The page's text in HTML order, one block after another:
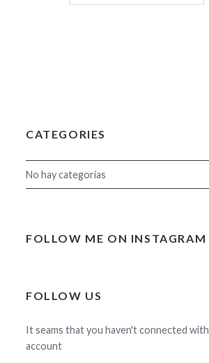
CATEGORIES
No hay categorías
FOLLOW ME ON INSTAGRAM
FOLLOW US
It seams that you haven't connected
account